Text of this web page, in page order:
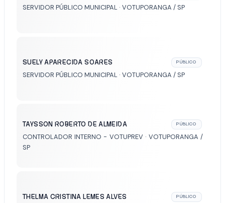
SERVIDOR PÚBLICO MUNICIPAL · VOTUPORANGA / SP
SUELY APARECIDA SOARES PÚBLICO
SERVIDOR PÚBLICO MUNICIPAL · VOTUPORANGA / SP
TAYSSON ROBERTO DE ALMEIDA PÚBLICO
CONTROLADOR INTERNO - VOTUPREV · VOTUPORANGA /
SP
THELMA CRISTINA LEMES ALVES PÚBLICO